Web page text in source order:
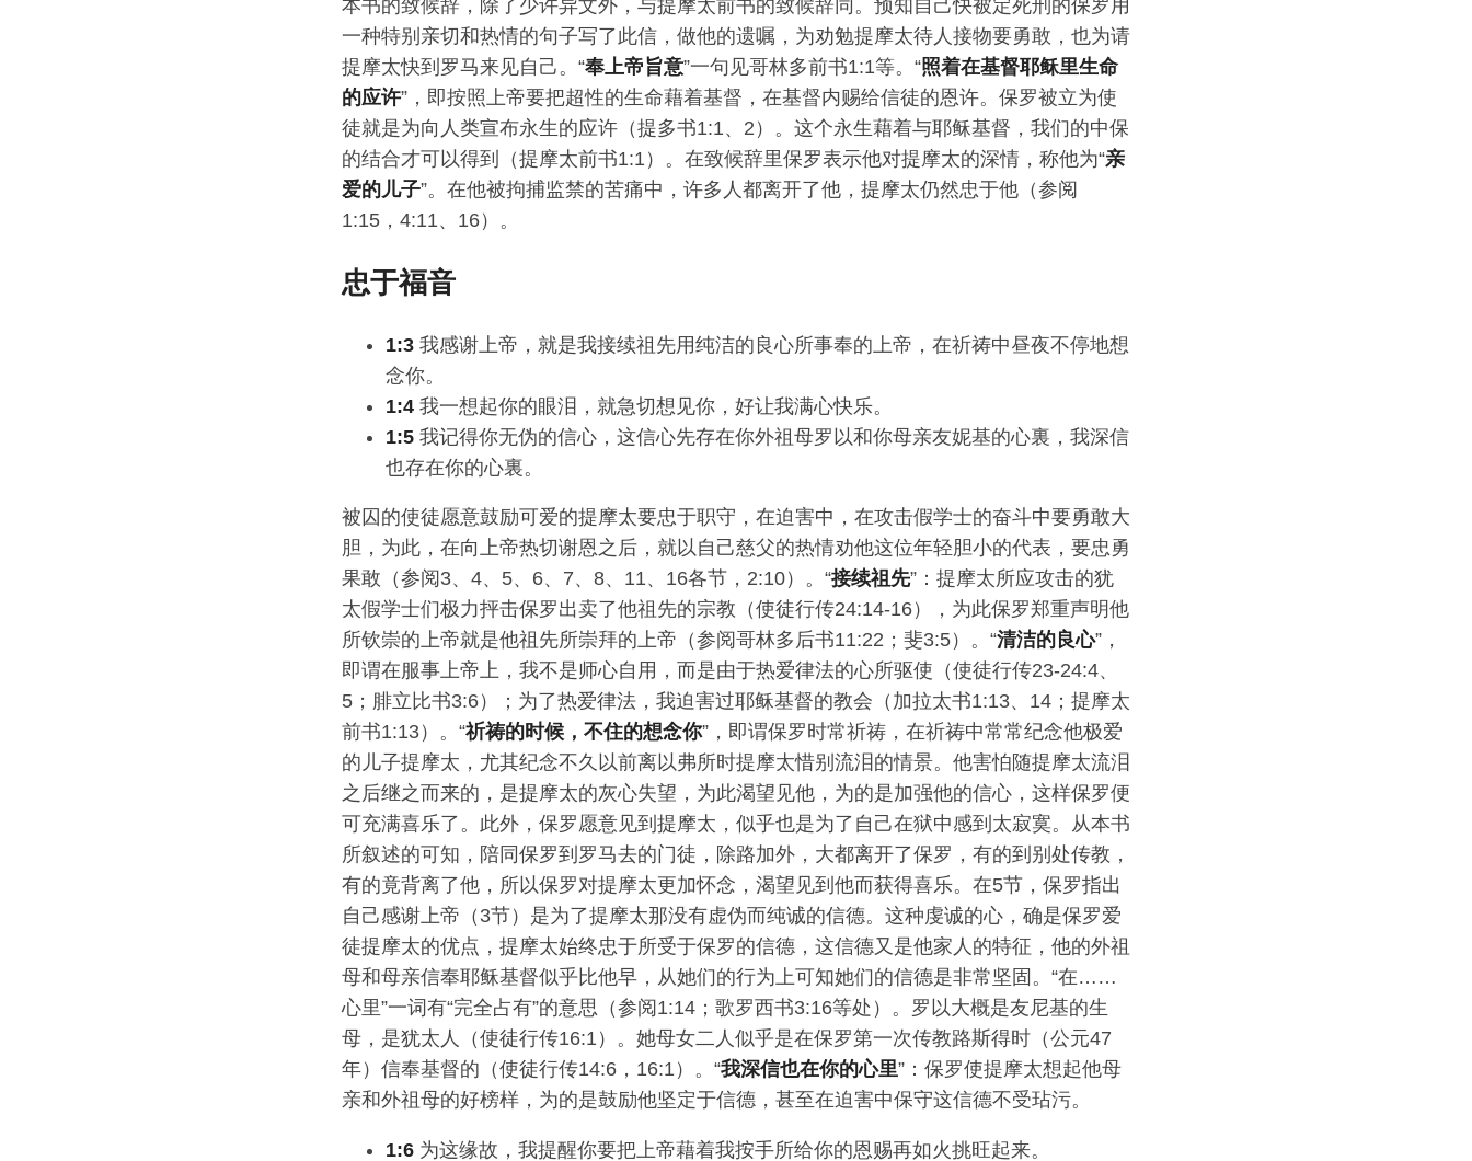
本书的致候辞，除了少许异文外，与提摩太前书的致候辞同。预知自己快被定死刑的保罗用
一种特别亲切和热情的句子写了此信，做他的遗嘱，为劝勉提摩太待人接物要勇敢，也为请
提摩太快到罗马来见自己。“奉上帝旨意”一句见哥林多前书1:1等。“照着在基督耶稣里生命
的应许”，即按照上帝要把超性的生命藉着基督，在基督内赐给信徒的恩许。保罗被立为使
徒就是为向人类宣布永生的应许（提多书1:1、2）。这个永生藉着与耶稣基督，我们的中保
的结合才可以得到（提摩太前书1:1）。在致候辞里保罗表示他对提摩太的深情，称他为“亲
爱的儿子”。在他被拘捕监禁的苦痛中，许多人都离开了他，提摩太仍然忠于他（参阅
1:15，4:11、16）。
忠于福音
1:3 我感谢上帝，就是我接续祖先用纯洁的良心所事奉的上帝，在祈祷中昼夜不停地想
念你。
1:4 我一想起你的眼泪，就急切想见你，好让我满心快乐。
1:5 我记得你无伪的信心，这信心先存在你外祖母罗以和你母亲友妮基的心裏，我深信
也存在你的心裏。
被囚的使徒愿意鼓励可爱的提摩太要忠于职守，在迫害中，在攻击假学士的奋斗中要勇敢大
胆，为此，在向上帝热切谢恩之后，就以自己慈父的热情劝他这位年轻胆小的代表，要忠勇
果敢（参阅3、4、5、6、7、8、11、16各节，2:10）。“接续祖先”：提摩太所应攻击的犹
太假学士们极力抨击保罗出卖了他祖先的宗教（使徒行传24:14-16），为此保罗郑重声明他
所钦崇的上帝就是他祖先所崇拜的上帝（参阅哥林多后书11:22；斐3:5）。“清洁的良心”，
即谓在服事上帝上，我不是师心自用，而是由于热爱律法的心所驱使（使徒行传23-24:4、
5；腓立比书3:6）；为了热爱律法，我迫害过耶稣基督的教会（加拉太书1:13、14；提摩太
前书1:13）。“祈祷的时候，不住的想念你”，即谓保罗时常祈祷，在祈祷中常常纪念他极爱
的儿子提摩太，尤其纪念不久以前离以弗所时提摩太惜别流泪的情景。他害怕随提摩太流泪
之后继之而来的，是提摩太的灰心失望，为此渴望见他，为的是加强他的信心，这样保罗便
可充满喜乐了。此外，保罗愿意见到提摩太，似乎也是为了自己在狱中感到太寂寞。从本书
所叙述的可知，陪同保罗到罗马去的门徒，除路加外，大都离开了保罗，有的到别处传教，
有的竟背离了他，所以保罗对提摩太更加怀念，渴望见到他而获得喜乐。在5节，保罗指出
自己感谢上帝（3节）是为了提摩太那没有虚伪而纯诚的信德。这种虔诚的心，确是保罗爱
徒提摩太的优点，提摩太始终忠于所受于保罗的信德，这信德又是他家人的特征，他的外祖
母和母亲信奉耶稣基督似乎比他早，从她们的行为上可知她们的信德是非常坚固。“在……
心里”一词有“完全占有”的意思（参阅1:14；歌罗西书3:16等处）。罗以大概是友尼基的生
母，是犹太人（使徒行传16:1）。她母女二人似乎是在保罗第一次传教路斯得时（公元47
年）信奉基督的（使徒行传14:6，16:1）。“我深信也在你的心里”：保罗使提摩太想起他母
亲和外祖母的好榜样，为的是鼓励他坚定于信德，甚至在迫害中保守这信德不受玷污。
1:6 为这缘故，我提醒你要把上帝藉着我按手所给你的恩赐再如火挑旺起来。